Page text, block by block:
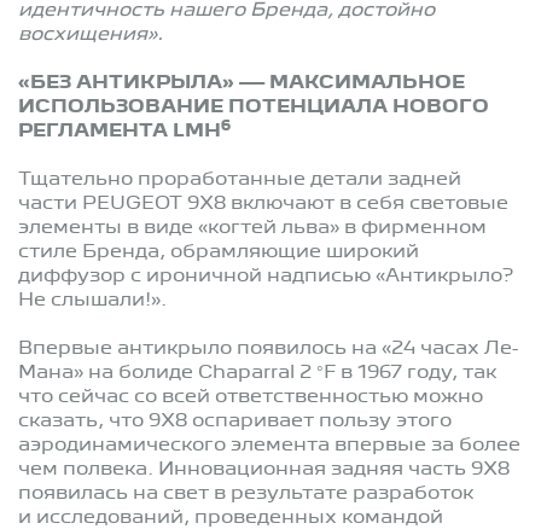
идентичность нашего Бренда, достойно
восхищения».
«БЕЗ АНТИКРЫЛА» — МАКСИМАЛЬНОЕ
ИСПОЛЬЗОВАНИЕ ПОТЕНЦИАЛА НОВОГО
РЕГЛАМЕНТА LMH 6
Тщательно проработанные детали задней
части PEUGEOT 9X8 включают в себя световые
элементы в виде «когтей льва» в фирменном
стиле Бренда, обрамляющие широкий
диффузор с ироничной надписью «Антикрыло?
Не слышали!».
Впервые антикрыло появилось на «24 часах Ле-
Мана» на болиде Chaparral 2 °F в 1967 году, так
что сейчас со всей ответственностью можно
сказать, что 9X8 оспаривает пользу этого
аэродинамического элемента впервые за более
чем полвека. Инновационная задняя часть 9X8
появилась на свет в результате разработок
и исследований, проведенных командой